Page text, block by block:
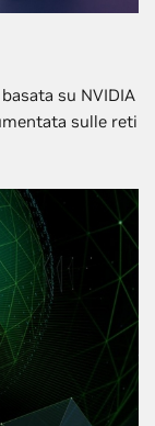
su NVIDIA
sulle reti